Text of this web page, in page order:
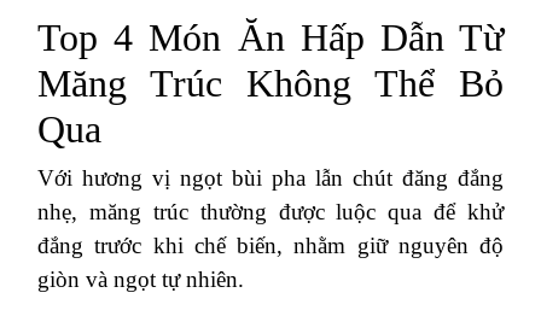
Top 4 Món Ăn Hấp Dẫn Từ
Măng Trúc Không Thể Bỏ
Qua
Với hương vị ngọt bùi pha lẫn chút đăng đắng
nhẹ, măng trúc thường được luộc qua để khử
đắng trước khi chế biến, nhằm giữ nguyên độ
giòn và ngọt tự nhiên.